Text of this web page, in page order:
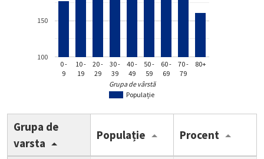
Populație
0 -
9
10 -
19
20 -
29
30 -
39
40 -
49
50 -
59
60 -
69
70 -
79
80+
100
150
Grupa de vârstă
Grupa de
varsta
Populație Procent